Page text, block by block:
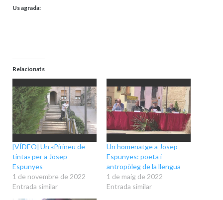
Us agrada:
Relacionats
[VÍDEO] Un «Pirineu de
tinta» per a Josep
Espunyes
1 de novembre de 2022
Entrada similar
Un homenatge a Josep
Espunyes: poeta i
antropòleg de la llengua
1 de maig de 2022
Entrada similar